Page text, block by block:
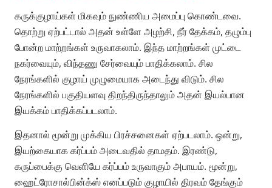
கருக்குழாய்கள் மிகவும் நுண்ணிய அமைப்பு கொண்டவை.
தொற்று ஏற்பட்டால் அதன் உள்ளே அழற்சி, நீர் தேக்கம், தழும்பு
போன்ற மாற்றங்கள் உருவாகலாம். இந்த மாற்றங்கள் முட்டை
நகர்வையும், விந்தணு சேர்வையும் பாதிக்கலாம். சில
நேரங்களில் குழாய் முழுமையாக அடைந்து விடும். சில
நேரங்களில் பகுதியளவு திறந்திருந்தாலும் அதன் இயல்பான
இயக்கம் பாதிக்கப்படலாம்.
இதனால் மூன்று முக்கிய பிரச்சனைகள் ஏற்படலாம். ஒன்று,
இயற்கையாக கர்ப்பம் அடைவதில் தாமதம். இரண்டு,
கருப்பைக்கு வெளியே கர்ப்பம் உருவாகும் அபாயம். மூன்று,
ஹைட்ரோசால்பின்க்ஸ் எனப்படும் குழாயில் திரவம் தேங்கும்